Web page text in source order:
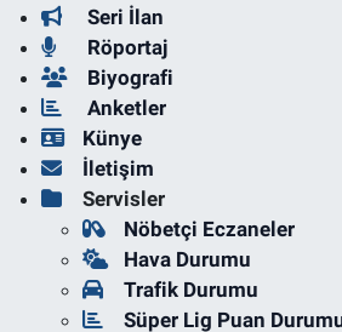
Seri İlan
Röportaj
Biyografi
Anketler
Künye
İletişim
Servisler
Nöbetçi Eczaneler
Hava Durumu
Trafik Durumu
Süper Lig Puan